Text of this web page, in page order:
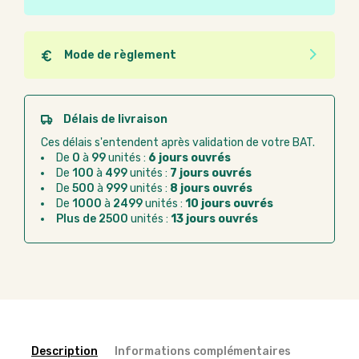
Ce produit est éco-conçu, il a été fabriqué à partir de
matériaux recyclés ou recyclables. Ces produits
peuvent plus facilement obtenir une seconde vie
après utilisation. L'origine de fabrication du produit
n'entre pas dans les critères d'éco-conception.
Mode de règlement
Quel que soit le mode de règlement, vous pouvez
passer commande en ligne sur Good Act.
Paiement CB :paiement sécurisé par carte
Virement bancaire :règlement sur facture
après la commande
Chorus Pro :règlement par mandat
administratif après la commande
Délais de livraison
Ces délais s'entendent après validation de votre BAT.
De 0 à 99unités : 6 jours ouvrés
De 100 à 499unités : 7 jours ouvrés
De 500 à 999unités : 8 jours ouvrés
De 1000 à 2499unités : 10 jours ouvrés
Plus de 2500 unités : 13 jours ouvrés
Description Informations complémentaires